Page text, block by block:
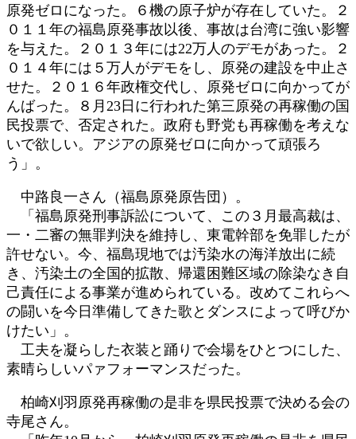
原発ゼロになった。６機の原子炉が存在していた。２
０１１年の福島原発事故以後、事故は台湾に強い影響
を与えた。２０１３年には22万人のデモがあった。２
０１４年には５万人がデモをし、原発の建設を中止さ
せた。２０１６年政権交代し、原発ゼロに向かってが
んばった。８月23日に行われた第三原発の再稼働の国
民投票で、否定された。政府も野党も再稼働を考えな
いで欲しい。アジアの原発ゼロに向かって頑張ろ
う」。
中路良一さん（福島原発原告団）。
「福島原発刑事訴訟について、この３月最高裁は、
一・二審の無罪判決を維持し、東電幹部を免罪したが
許せない。今、福島現地では汚染水の海洋放出に続
き、汚染土の全国的拡散、帰還困難区域の除染なき自
己責任による事業が進められている。改めてこれらへ
の闘いを今日準備してきた歌とダンスによって呼びか
けたい」。
工夫を凝らした衣装と踊りで会場をひとつにした、
素晴らしいパァフォーマンスだった。
柏崎刈羽原発再稼働の是非を県民投票で決める会の
寺尾さん。